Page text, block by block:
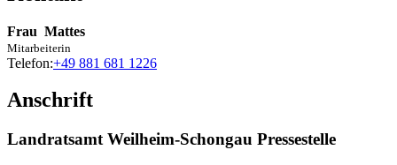
Frau Mattes
Mitarbeiterin
Telefon:+49 881 681 1226
Anschrift
Landratsamt Weilheim-Schongau Pressestelle